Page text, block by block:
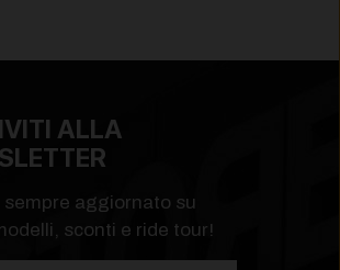
ALLA
sempre aggiornato su
sconti e ride tour!